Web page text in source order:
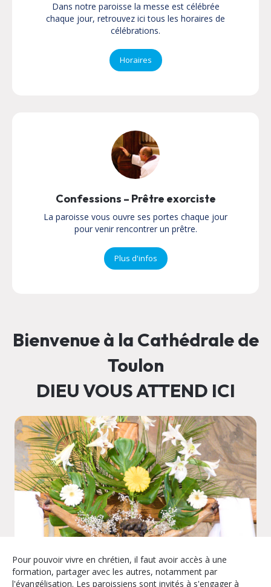
Dans notre paroisse la messe est célébrée
chaque jour, retrouvez ici tous les horaires de
célébrations.
Horaires
Confessions – Prêtre exorciste
La paroisse vous ouvre ses portes chaque jour
pour venir rencontrer un prêtre.
Plus d'infos
Bienvenue à la Cathédrale de
Toulon
DIEU VOUS ATTEND ICI
Pour pouvoir vivre en chrétien, il faut avoir accès à une
formation, partager avec les autres, notamment par
l'évangélisation. Les paroissiens sont invités à s'engager à